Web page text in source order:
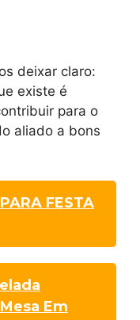
deixar claro:
existe é
para o
aliado a bons
FESTA
Em